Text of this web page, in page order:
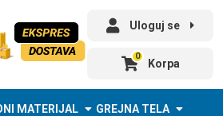
Uloguj se
0
Korpa
MATERIJAL GREJNA TELA